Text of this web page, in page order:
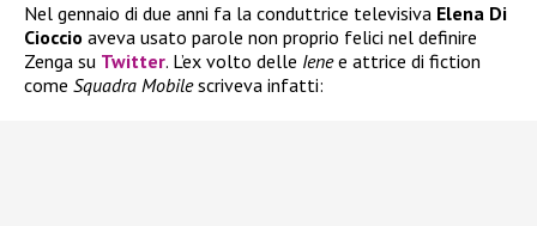
Nel gennaio di due anni fa la conduttrice televisiva Elena Di
Cioccio aveva usato parole non proprio felici nel definire
Zenga su Twitter. L’ex volto delle Ienee attrice di fiction
come Squadra Mobilescriveva infatti: